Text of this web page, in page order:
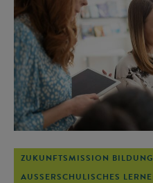
ZUKUNFTSMISSION BILDUNG
AUSSERSCHULISCHES LERNEN